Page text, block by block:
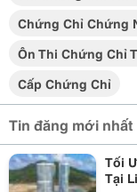
Chứng Chỉ Chứng
Ôn Thi Chứng Chỉ
Cấp Chứng Chỉ
Tin đăng mới nhất
Tối
Tại